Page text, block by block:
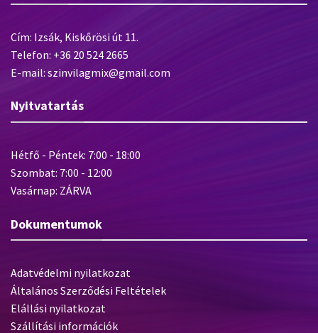
Cím: Izsák, Kiskőrösi út 11.
Telefon: +36 20 524 2665
E-mail: szinvilagmix@gmail.com
Nyitvatartás
Hétfő - Péntek: 7:00 - 18:00
Szombat: 7:00 - 12:00
Vasárnap: ZÁRVA
Dokumentumok
Adatvédelmi nyilatkozat
Általános Szerződési Feltételek
Elállási nyilatkozat
Szállítási információk